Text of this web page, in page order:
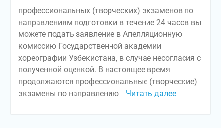
профессиональных (творческих) экзаменов по
направлениям подготовки в течение 24 часов вы
можете подать заявление в Апелляционную
комиссию Государственной академии
хореографии Узбекистана, в случае несогласия с
полученной оценкой. В настоящее время
продолжаются профессиональные (творческие)
экзамены по направлению
Читать далее